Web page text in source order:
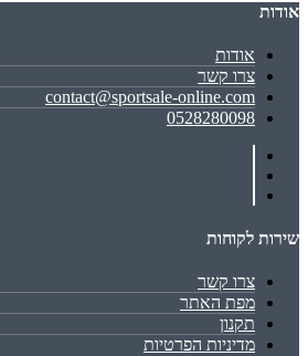
אודות
אודות
צרו קשר
contact@sportsale-online.com
0528280098
שירות לקוחות
צרו קשר
מפת האתר
תקנון
מדיניות הפרטיות